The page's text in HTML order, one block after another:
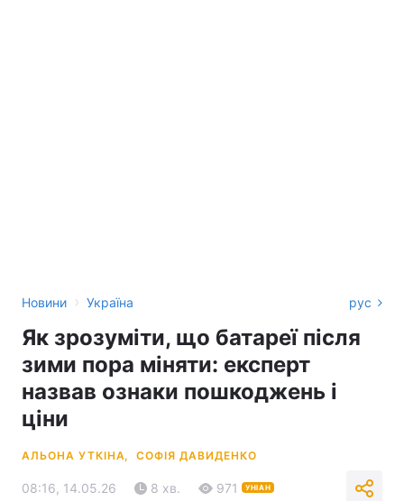
Новини › Україна рус
Як зрозуміти, що батареї після
зими пора міняти: експерт
назвав ознаки пошкоджень і
ціни
АЛЬОНА УТКІНА, СОФІЯ ДАВИДЕНКО
08:16, 14.05.26 8 хв. 971 УНІАН